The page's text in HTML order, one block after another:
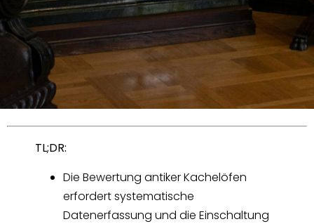
TL;DR:
Die Bewertung antiker Kachelöfen
erfordert systematische
Datenerfassung und die Einschaltung